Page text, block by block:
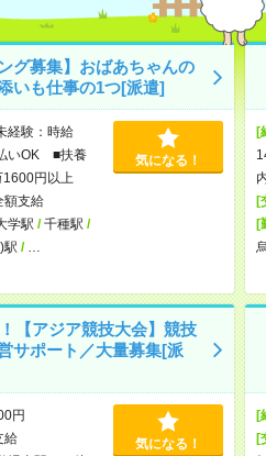
グ募集】おばあちゃんの
いも仕事の1つ[派遣]
経験：時給
いOK ■扶養
円以上
額支給
学駅 /千種駅 /
駅 /
気になる！
[
[
[
【アジア競技大会】競技
サポート／大量募集[派
円
給
気になる！
[
[